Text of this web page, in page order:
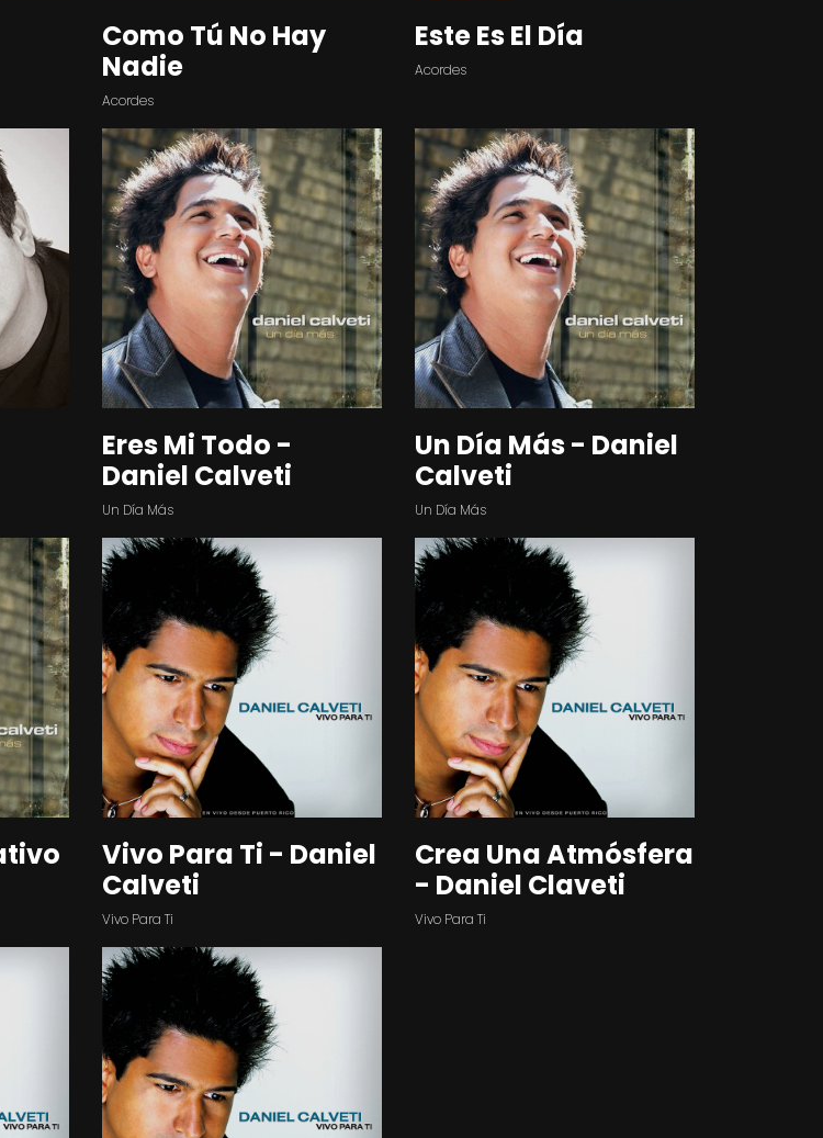
Como Tú No Hay
Nadie
Acordes
Este Es El Día
Acordes
Eres Mi Todo -
Daniel Calveti
Un Día Más
Un Día Más - Daniel
Calveti
Un Día Más
Vivo Para Ti - Daniel
Calveti
Vivo Para Ti
Crea Una Atmósfera
- Daniel Claveti
Vivo Para Ti